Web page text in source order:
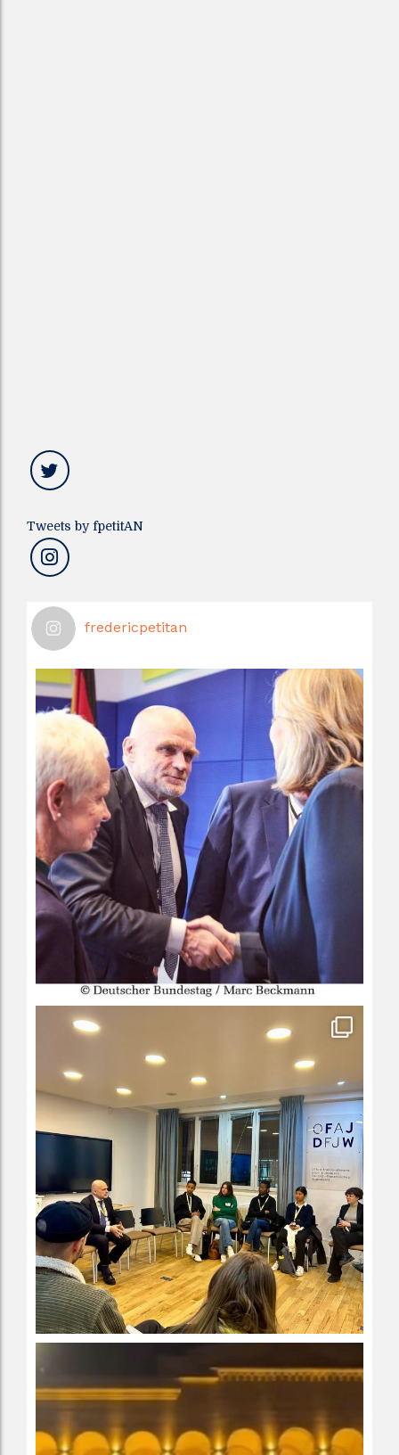
Tweets by fpetitAN
fredericpetitan